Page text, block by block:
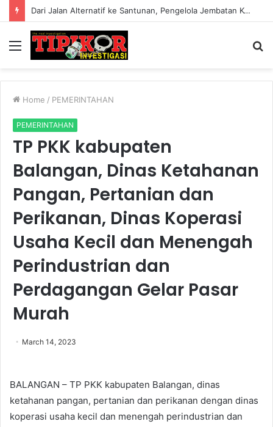
Dari Jalan Alternatif ke Santunan, Pengelola Jembatan Kedep Salurkan 320 Paket untuk Yatim dan Lansia
Menu
Home / PEMERINTAHAN
PEMERINTAHAN
TP PKK kabupaten
Balangan, Dinas Ketahanan
Pangan, Pertanian dan
Perikanan, Dinas Koperasi
Usaha Kecil dan Menengah
Perindustrian dan
Perdagangan Gelar Pasar
Murah
March 14, 2023
BALANGAN – TP PKK kabupaten Balangan, dinas
ketahanan pangan, pertanian dan perikanan dengan dinas
koperasi usaha kecil dan menengah perindustrian dan